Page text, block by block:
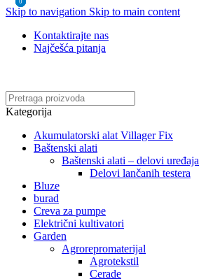
Skip to navigation Skip to main content
Kontaktirajte nas
Najčešća pitanja
Kategorija
Akumulatorski alat Villager Fix
Baštenski alati
Baštenski alati – delovi uređaja
Delovi lančanih testera
Bluze
burad
Creva za pumpe
Električni kultivatori
Garden
Agrorepromaterijal
Agrotekstil
Cerade
0
0
0